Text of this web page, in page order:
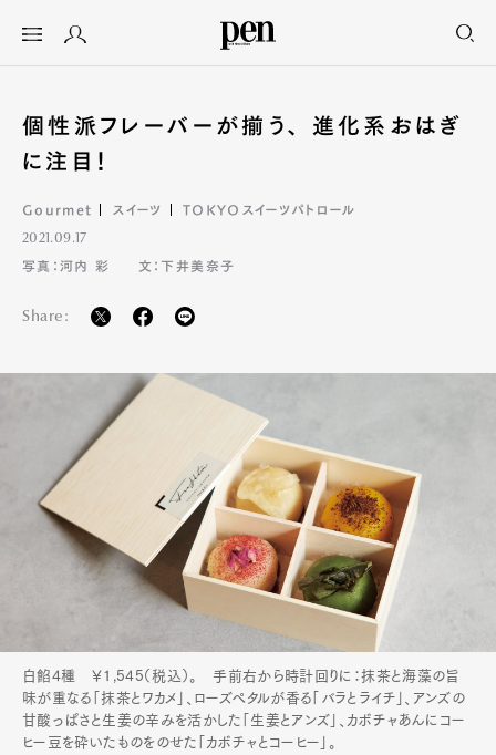
個性派フレーバーが揃う、 進化系おはぎ
に注目！
Gourmet スイーツ TOKYOスイーツパトロール
2021.09.17
写真：河内 彩
文：下井美奈子
Share:
白餡4種 ￥1,545（税込）。 手前右から時計回りに：抹茶と海藻の旨
味が重なる「抹茶とワカメ」、ローズペタルが香る「バラとライチ」、アンズの
甘酸っぱさと生姜の辛みを活かした「生姜とアンズ」、カボチャあんにコー
ヒー豆を砕いたものをのせた「カボチャとコーヒー」。